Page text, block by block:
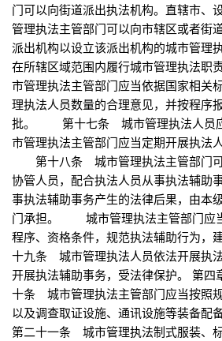
门可以向街道派出执法机构。直辖市、
管理执法主管部门可以向市辖区或者
派出机构以设立该派出机构的城市管理
在所辖区域范围内履行城市管理执
市管理执法主管部门应当依据国家相关
理执法人员数量的合理意见，并按程序
批。 第十七条 城市管理执法人
市管理执法主管部门应当定期开展执法
第十八条 城市管理执法主管部门可
协管人员，配合执法人员从事执法辅
事执法辅助事务产生的法律后果，由本
门承担。 城市管理执法主管部门应
程序、资格条件，规范执法辅助行为
十九条 城市管理执法人员依法开展执
开展执法辅助事务，受法律保护。
十条 城市管理执法主管部门应当按照
以及调查取证设施、通讯设施等装备
第二十一条 城市管理执法制式服装、